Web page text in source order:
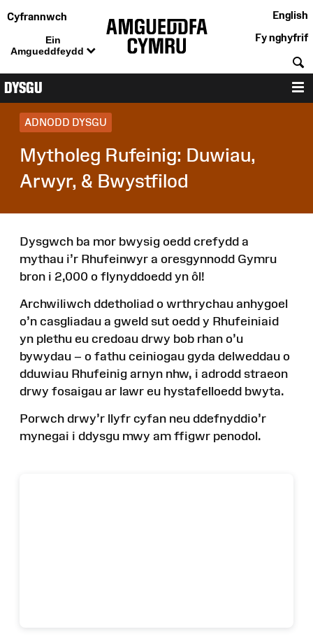
Cyfrannwch
Ein
Amgueddfeydd
English
Fy nghyfrif
DYSGU
ADNODD DYSGU
Mytholeg Rufeinig: Duwiau,
Arwyr, & Bwystfilod
Dysgwch ba mor bwysig oedd crefydd a
mythau i’r Rhufeinwyr a oresgynnodd Gymru
bron i 2,000 o flynyddoedd yn ôl!
Archwiliwch ddetholiad o wrthrychau anhygoel
o’n casgliadau a gweld sut oedd y Rhufeiniaid
yn plethu eu credoau drwy bob rhan o’u
bywydau – o fathu ceiniogau gyda delweddau o
dduwiau Rhufeinig arnyn nhw, i adrodd straeon
drwy fosaigau ar lawr eu hystafelloedd bwyta.
Porwch drwy’r llyfr cyfan neu ddefnyddio’r
mynegai i ddysgu mwy am ffigwr penodol.